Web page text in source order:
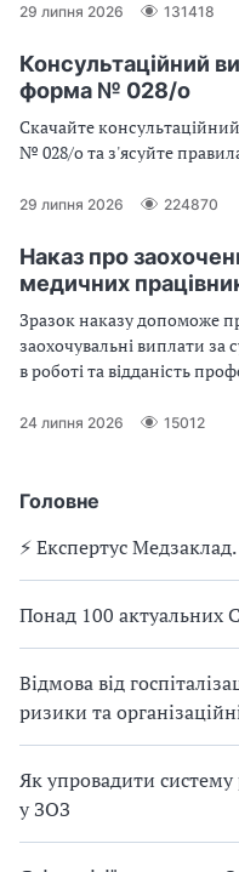
Головне
⚡️ Експертус
Понад 100 актуальних
Відмова від
ризики та
Як упровадити
у ЗОЗ
29 липня 2026 131418
Консультаційний
форма № 028/о
Скачайте
№ 028/о та з'ясуйте
29 липня 2026 224870
Наказ про
медичних
Зразок наказу допоможе
заохочувальні виплати за
в роботі та відданість
24 липня 2026 15012